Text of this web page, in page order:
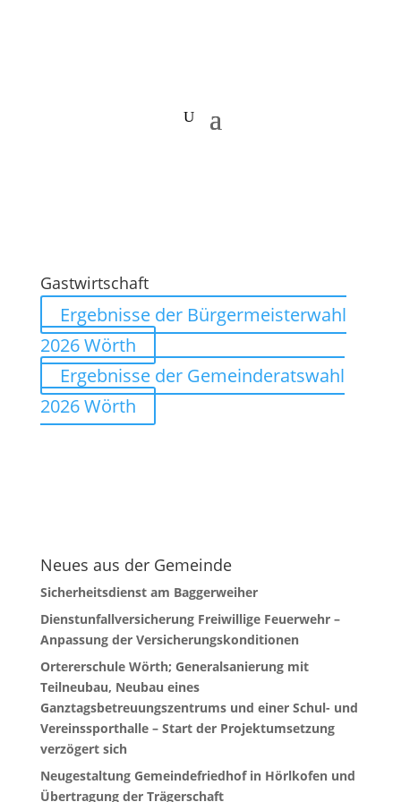
Gastwirtschaft
Ergebnisse der Bürgermeisterwahl
2026 Wörth
Ergebnisse der Gemeinderatswahl
2026 Wörth
Neues aus der Gemeinde
Sicherheitsdienst am Baggerweiher
Dienstunfallversicherung Freiwillige Feuerwehr –
Anpassung der Versicherungskonditionen
Ortererschule Wörth; Generalsanierung mit
Teilneubau, Neubau eines
Ganztagsbetreuungszentrums und einer Schul- und
Vereinssporthalle – Start der Projektumsetzung
verzögert sich
Neugestaltung Gemeindefriedhof in Hörlkofen und
Übertragung der Trägerschaft